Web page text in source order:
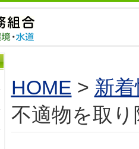
HOME > 新
不適物を取